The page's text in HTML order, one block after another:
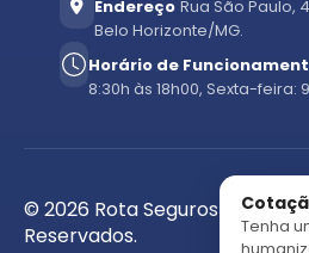
Tenha
Endereço Rua São Paulo,
Belo Horizonte/MG.
Horário de
8:30h às 18h00, Sexta-feira:
© 2026 Rota Seguros - Todos
Reservados.